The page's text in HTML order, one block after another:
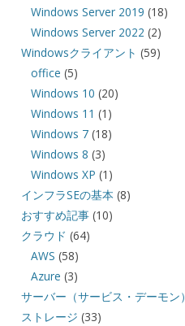
Windows Server 2019 (18)
Windows Server 2022 (2)
Windowsクライアント (59)
office (5)
Windows 10 (20)
Windows 11 (1)
Windows 7 (18)
Windows 8 (3)
Windows XP (1)
インフラSEの基本 (8)
おすすめ記事(10)
クラウド (64)
AWS (58)
Azure (3)
サーバー（サービス・デーモン）
ストレージ (33)